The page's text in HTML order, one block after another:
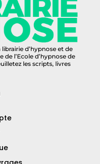
librairie d’hypnose et de
l’Ecole d’hypnose de
les scripts, livres